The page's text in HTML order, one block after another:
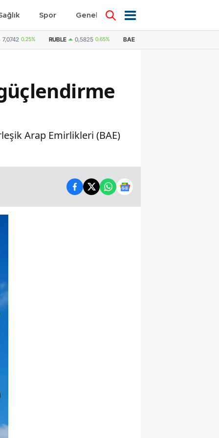
Spor Genel Dünya
7,0742 0.25% RUBLE 0,5825 0.65% BAE DIRHEMI
Arap Emirlikleri (BAE)